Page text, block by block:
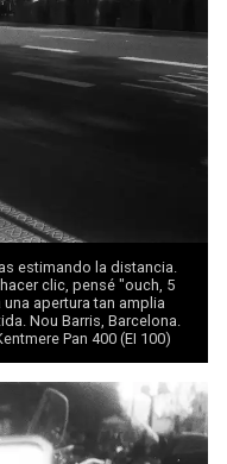
estimando la distancia.
clic, pensé "ouch, 5
apertura tan amplia
Nou Barris, Barcelona.
Pan 400 (EI 100)